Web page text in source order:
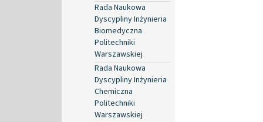
Rada Naukowa
Dyscypliny Inżynieria
Biomedyczna
Politechniki
Warszawskiej
Rada Naukowa
Dyscypliny Inżynieria
Chemiczna
Politechniki
Warszawskiej